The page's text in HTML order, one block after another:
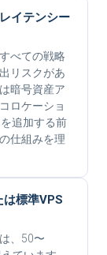
イテンシー
べての戦略
リスクがあ
暗号資産ア
ロケーショ
追加する前
仕組みを理
は標準VPS
、50〜